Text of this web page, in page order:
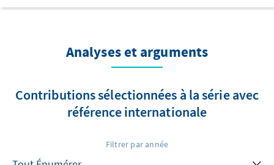
Analyses et arguments
Contributions sélectionnées à la série avec
référence internationale
Filtrer par année